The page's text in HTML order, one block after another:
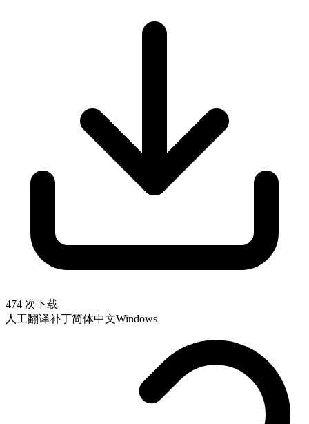
474 次下载
人工翻译补丁简体中文Windows